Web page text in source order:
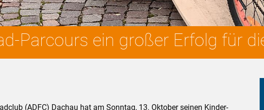
Parcours ein großer Erfolg für
(ADFC) Dachau hat am Sonntag, 13. Oktober seinen Kinder-